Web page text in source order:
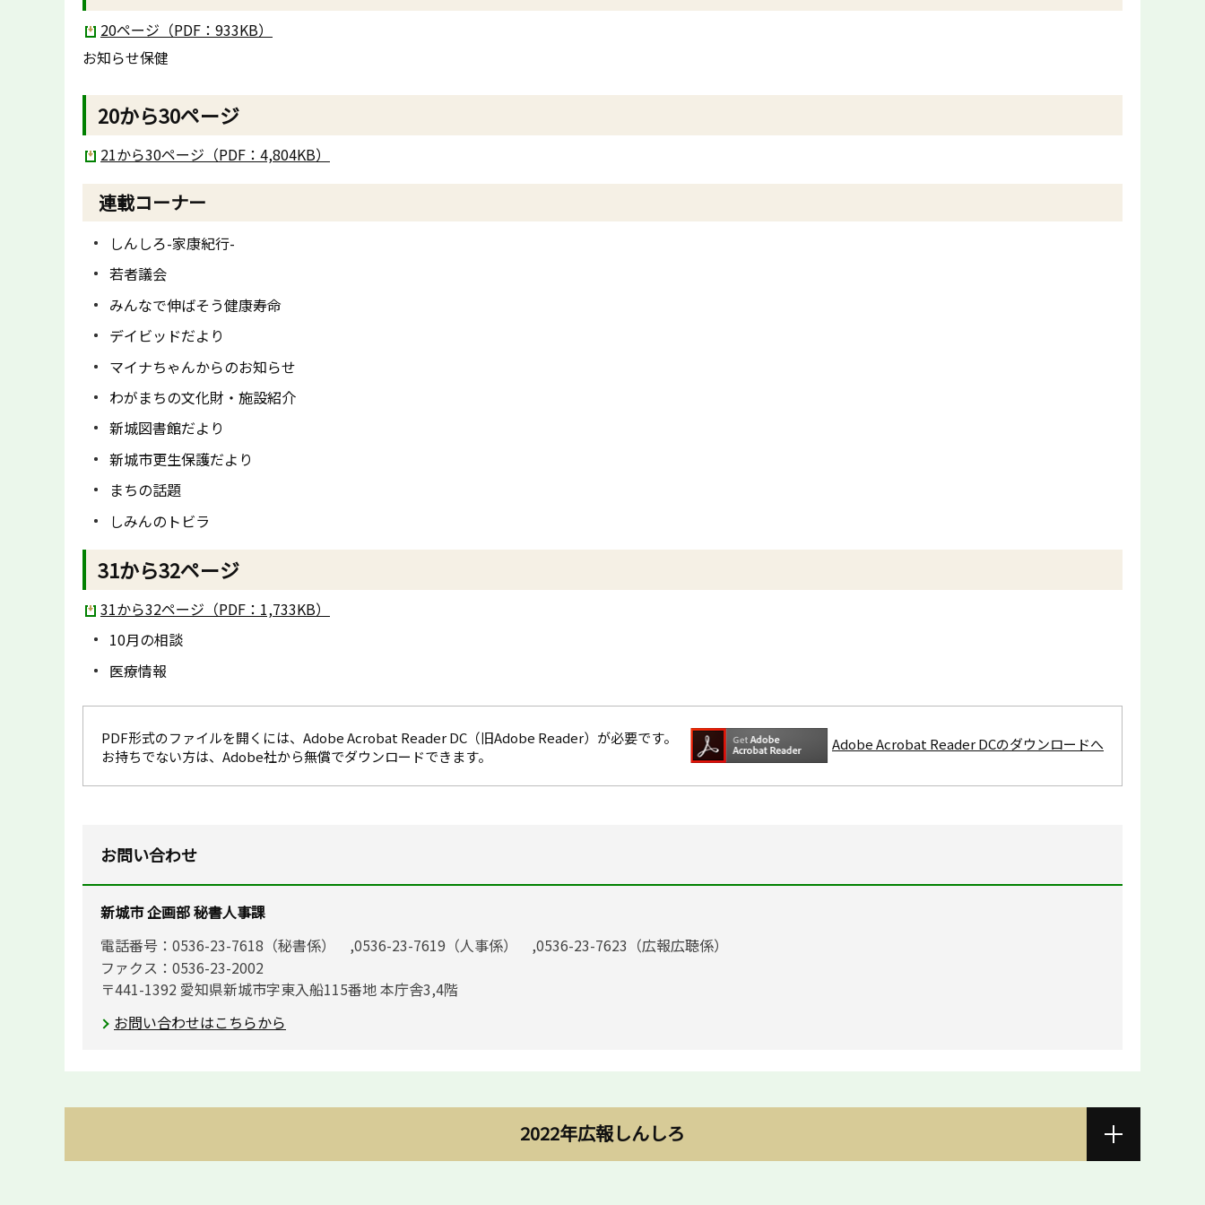
20ページ（PDF：933KB）
お知らせ保健
20から30ページ
21から30ページ（PDF：4,804KB）
連載コーナー
しんしろ-家康紀行-
若者議会
みんなで伸ばそう健康寿命
デイビッドだより
マイナちゃんからのお知らせ
わがまちの文化財・施設紹介
新城図書館だより
新城市更生保護だより
まちの話題
しみんのトビラ
31から32ページ
31から32ページ（PDF：1,733KB）
10月の相談
医療情報
PDF形式のファイルを開くには、Adobe Acrobat Reader DC（旧Adobe Reader）が必要です。
お持ちでない方は、Adobe社から無償でダウンロードできます。
Adobe Acrobat Reader DCのダウンロードへ
お問い合わせ
新城市 企画部 秘書人事課
電話番号：0536-23-7618（秘書係） ,0536-23-7619（人事係） ,0536-23-7623（広報広聴係）
ファクス：0536-23-2002
〒441-1392 愛知県新城市字東入船115番地 本庁舎3,4階
お問い合わせはこちらから
2022年広報しんしろ